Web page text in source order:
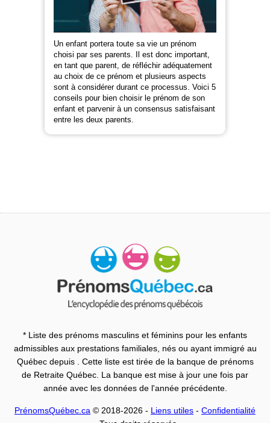
Un enfant portera toute sa vie un prénom
choisi par ses parents. Il est donc important,
en tant que parent, de réfléchir adéquatement
au choix de ce prénom et plusieurs aspects
sont à considérer durant ce processus. Voici 5
conseils pour bien choisir le prénom de son
enfant et parvenir à un consensus satisfaisant
entre les deux parents.
* Liste des prénoms masculins et féminins pour les enfants
admissibles aux prestations familiales, nés ou ayant immigré au
Québec depuis . Cette liste est tirée de la banque de prénoms
de Retraite Québec. La banque est mise à jour une fois par
année avec les données de l'année précédente.
PrénomsQuébec.ca © 2018-2026 - Liens utiles - Confidentialité